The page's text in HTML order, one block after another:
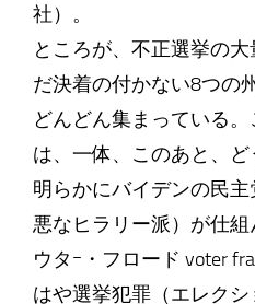
社）。
ところが、不正選挙の
だ決着の付かない8つの
どんどん集まっている
は、一体、このあと、ど
明らかにバイデンの民
悪なヒラリー派）が仕
ウタｰ・フロード voter
はや選挙犯罪（エレク